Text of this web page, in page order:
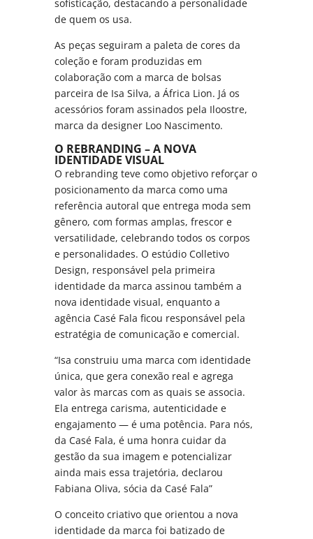
sofisticação, destacando a personalidade
de quem os usa.
As peças seguiram a paleta de cores da
coleção e foram produzidas em
colaboração com a marca de bolsas
parceira de Isa Silva, a África Lion. Já os
acessórios foram assinados pela Iloostre,
marca da designer Loo Nascimento.
O REBRANDING – A NOVA
IDENTIDADE VISUAL
O rebranding teve como objetivo reforçar o
posicionamento da marca como uma
referência autoral que entrega moda sem
gênero, com formas amplas, frescor e
versatilidade, celebrando todos os corpos
e personalidades. O estúdio Colletivo
Design, responsável pela primeira
identidade da marca assinou também a
nova identidade visual, enquanto a
agência Casé Fala ficou responsável pela
estratégia de comunicação e comercial.
“Isa construiu uma marca com identidade
única, que gera conexão real e agrega
valor às marcas com as quais se associa.
Ela entrega carisma, autenticidade e
engajamento — é uma potência. Para nós,
da Casé Fala, é uma honra cuidar da
gestão da sua imagem e potencializar
ainda mais essa trajetória, declarou
Fabiana Oliva, sócia da Casé Fala”
O conceito criativo que orientou a nova
identidade da marca foi batizado de